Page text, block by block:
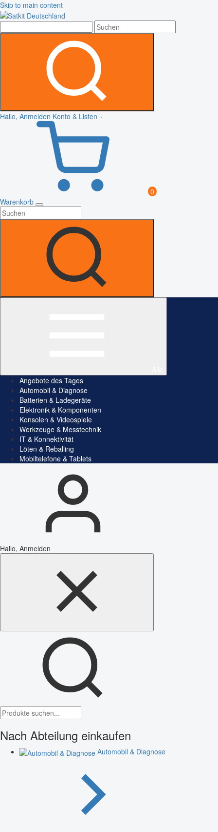
Skip to main content
Hallo, Anmelden Konto & Listen
0
Warenkorb
Angebote des Tages
Automobil & Diagnose
Batterien & Ladegeräte
Elektronik & Komponenten
Konsolen & Videospiele
Werkzeuge & Messtechnik
IT & Konnektivität
Löten & Reballing
Mobiltelefone & Tablets
Hallo, Anmelden
Nach Abteilung einkaufen
Automobil & Diagnose